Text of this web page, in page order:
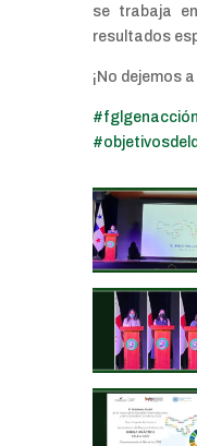
se trabaja
resultados
¡No dejemos
#fglgenacción